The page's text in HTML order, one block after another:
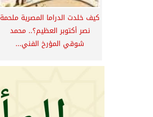
كيف خلدت الدراما المصرية ملحمة
نصر أكتوبر العظيم؟.. محمد
شوقي المؤرخ الفني...